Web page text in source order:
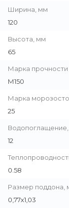
Ширина, мм
120
Высота, мм
65
Марка прочности
М150
Марка
25
Водопоглащение,
12
0.58
Размер поддона,
0,77х1,03